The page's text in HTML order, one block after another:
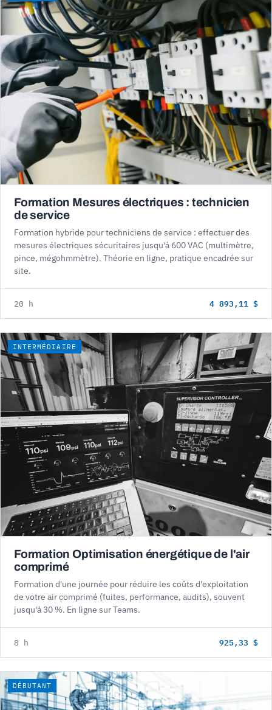
Formation Mesures électriques : technicien
de service
Formation hybride pour techniciens de service : effectuer des
mesures électriques sécuritaires jusqu'à 600 VAC (multimètre,
pince, mégohmmètre). Théorie en ligne, pratique encadrée sur
site.
20 h 4 893,11 $
INTERMÉDIAIRE
Formation Optimisation énergétique de l'air
comprimé
Formation d'une journée pour réduire les coûts d'exploitation
de votre air comprimé (fuites, performance, audits), souvent
jusqu'à 30 %. En ligne sur Teams.
8 h 925,33 $
DÉBUTANT